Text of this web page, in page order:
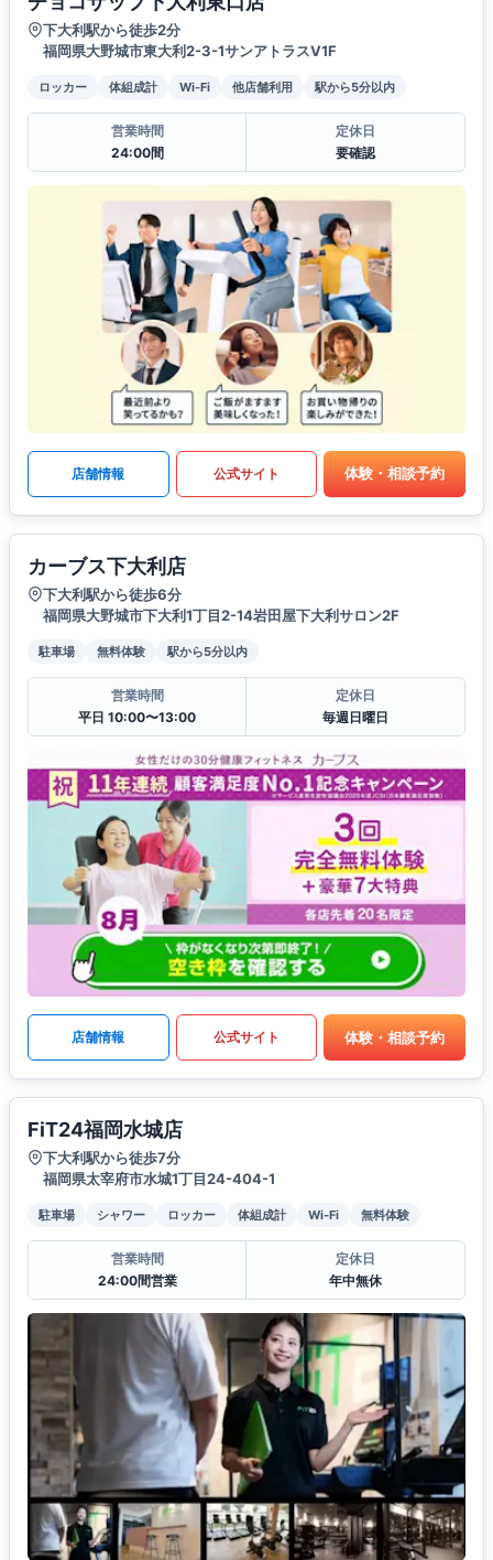
下大利駅から徒歩2分
福岡県大野城市東大利2-3-1サンアトラスV1F
ロッカー 体組成計 Wi-Fi 他店舗利用 駅から5分以内
営業時間
24:00間
定休日
要確認
店舗情報 公式サイト 体験・相談予約
カーブス下大利店
下大利駅から徒歩6分
福岡県大野城市下大利1丁目2-14岩田屋下大利サロン2F
駐車場 無料体験 駅から5分以内
営業時間
平日 10:00〜13:00
定休日
毎週日曜日
店舗情報 公式サイト 体験・相談予約
FiT24福岡水城店
下大利駅から徒歩7分
福岡県太宰府市水城1丁目24-404-1
駐車場 シャワー ロッカー 体組成計 Wi-Fi 無料体験
営業時間
24:00間営業
定休日
年中無休